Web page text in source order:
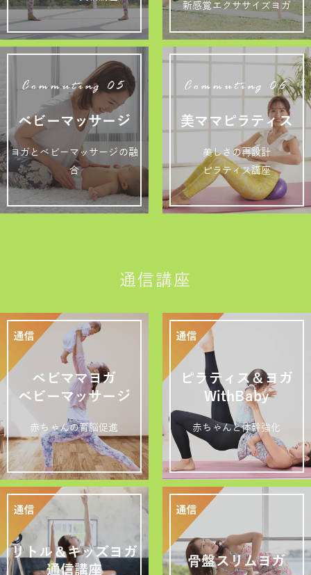
新感覚エクササイズヨガ
Commuting 05
ベビーマッサージ
ヨガとベビーマッサージの融
合
Commuting 06
美ママピラティス
美しさの再設計
ピラティス講座
通信講座
ベビママヨガ
ベビーマッサージ
赤ちゃんの育脳促進
ピラティス＆ヨガ
WithBaby
赤ちゃんと体幹強化
リトル＆キッズヨガ
通信講座
骨盤スリムヨガ